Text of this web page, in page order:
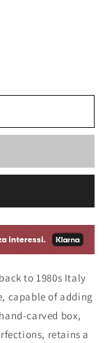
to 1980s Italy
capable of adding
carved box,
retains a